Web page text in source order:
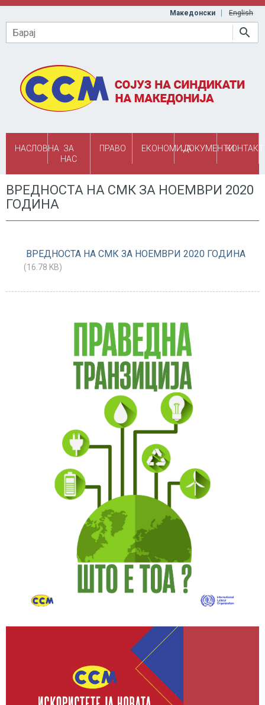
Skip to main content
Македонски English
Барај
НАСЛОВНА ЗА
НАС
ПРАВО ЕКОНОМИЈАДОКУМЕНТИКОНТАКТ
ВРЕДНОСТА НА СМК ЗА НОЕМВРИ 2020
ГОДИНА
ВРЕДНОСТА НА СМК ЗА НОЕМВРИ 2020 ГОДИНА
(16.78 KB)